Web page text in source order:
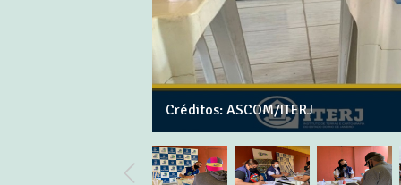
Créditos: ASCOM/ITERJ